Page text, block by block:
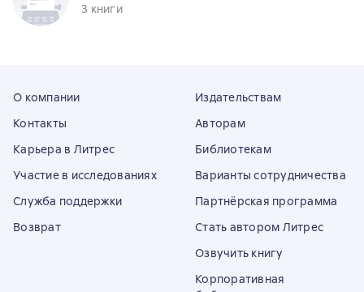
3 книги
О компании
Контакты
Карьера в Литрес
Участие в исследованиях
Служба поддержки
Возврат
Издательствам
Авторам
Библиотекам
Варианты сотрудничества
Партнёрская программа
Стать автором Литрес
Озвучить книгу
Корпоративная